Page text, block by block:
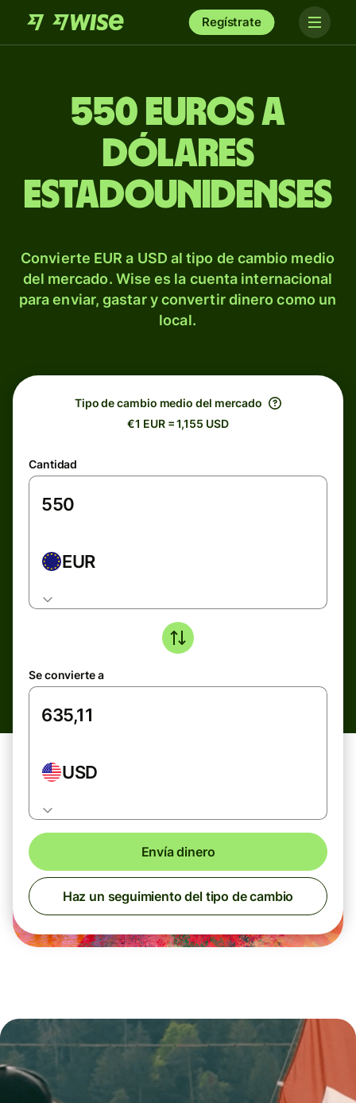
Regístrate
550 euros a
dólares
estadounidenses
Convierte EUR a USD al tipo de cambio medio
del mercado. Wise es la cuenta internacional
para enviar, gastar y convertir dinero como un
local.
Tipo de cambio medio del mercado
€1 EUR = 1,155 USD
Cantidad
EUR
Se convierte a
USD
Envía dinero
Haz un seguimiento del tipo de cambio